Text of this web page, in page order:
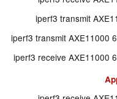
iperf3 transmit
iperf3 transmit AXE11000
iperf3 receive AXE11000